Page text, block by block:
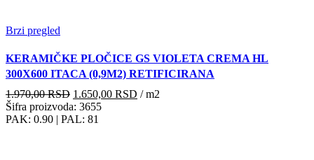
Brzi pregled
KERAMIČKE PLOČICE GS VIOLETA CREMA HL
300X600 ITACA (0,9M2) RETIFICIRANA
1.970,00RSD Originalna
cena
je
1.650,00 RSD Trenutna
/ m2
Šifra proizvoda: 3655
PAK: 0.90 | PAL: 81